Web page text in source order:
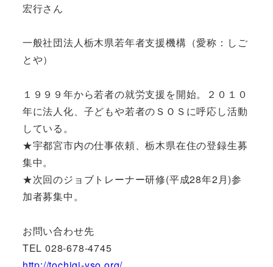
宏行さん
一般社団法人栃木県若年者支援機構（愛称：しご
とや）
１９９９年から若者の就労支援を開始。２０１０
年に法人化、子どもや若者のＳＯＳに呼応し活動
している。
★宇都宮市内の仕事依頼、栃木県在住の登録生募
集中。
★次回のジョブトレーナー研修(平成28年2月)参
加者募集中。
お問い合わせ先
TEL 028-678-4745